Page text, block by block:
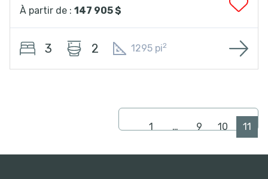
À partir de : 147 905 $
3 2 1295 pi2
1 … 9 10 11